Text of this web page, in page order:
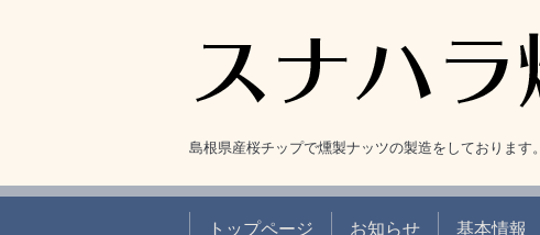
島根県産桜チップで燻製ナッツの製造をしております。
トップページ お知らせ 基本情報